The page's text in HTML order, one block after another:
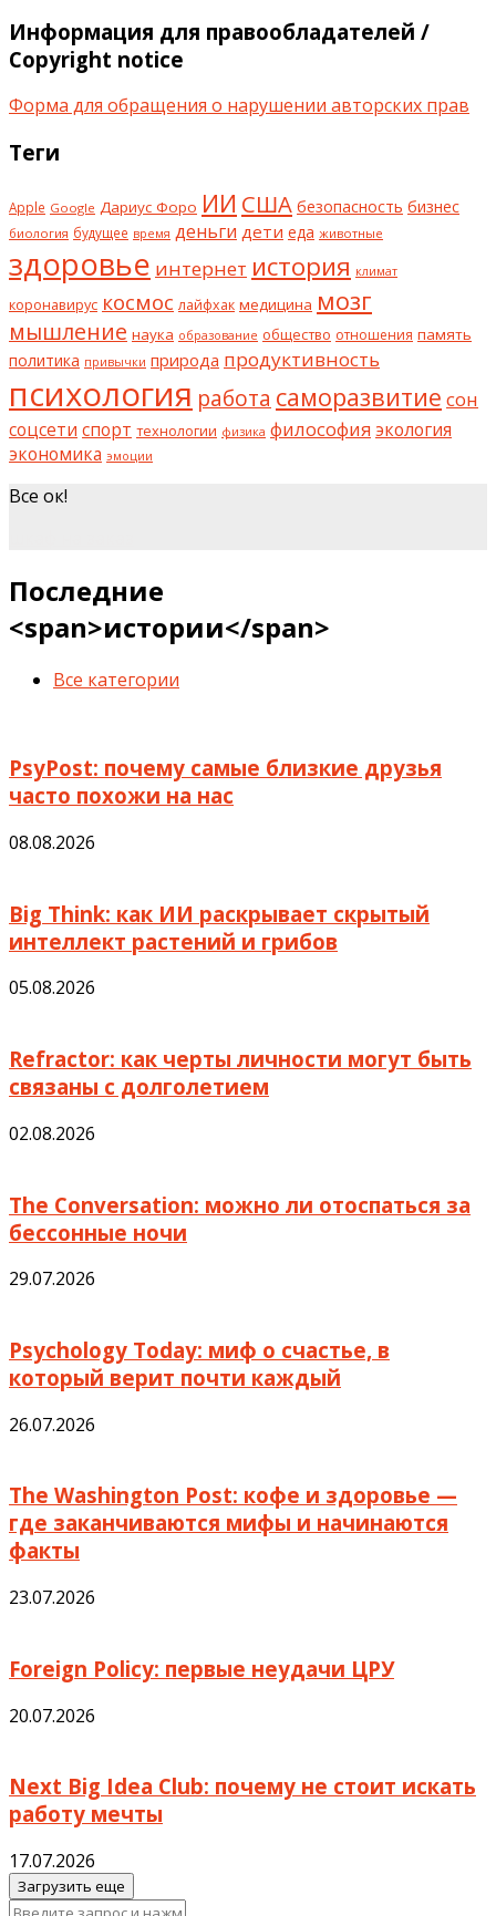
Информация для правообладателей /
Copyright notice
Форма для обращения о нарушении авторских прав
Теги
Apple Google Дариус Форо ИИ США безопасность бизнес
биология будущее время деньги дети еда животные
здоровье интернет история климат
коронавирус космос лайфхак медицина мозг
мышление наука образование общество отношения память
политика привычки природа продуктивность
психология работа саморазвитие сон
соцсети спорт технологии физика философия экология
экономика эмоции
Все ок!
Последние
<span>истории</span>
Все категории
PsyPost: почему самые близкие друзья
часто похожи на нас
08.08.2026
Big Think: как ИИ раскрывает скрытый
интеллект растений и грибов
05.08.2026
Refractor: как черты личности могут быть
связаны с долголетием
02.08.2026
The Conversation: можно ли отоспаться за
бессонные ночи
29.07.2026
Psychology Today: миф о счастье, в
который верит почти каждый
26.07.2026
The Washington Post: кофе и здоровье —
где заканчиваются мифы и начинаются
факты
23.07.2026
Foreign Policy: первые неудачи ЦРУ
20.07.2026
Next Big Idea Club: почему не стоит искать
работу мечты
17.07.2026
Загрузить еще